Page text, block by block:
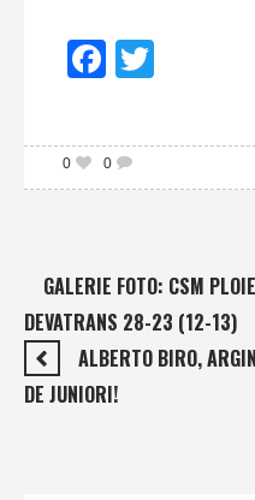
Facebook
0
0
GALERIE FOTO: CSM
DEVATRANS 28-23 (12-13)
ALBERTO BIRO,
DE JUNIORI!